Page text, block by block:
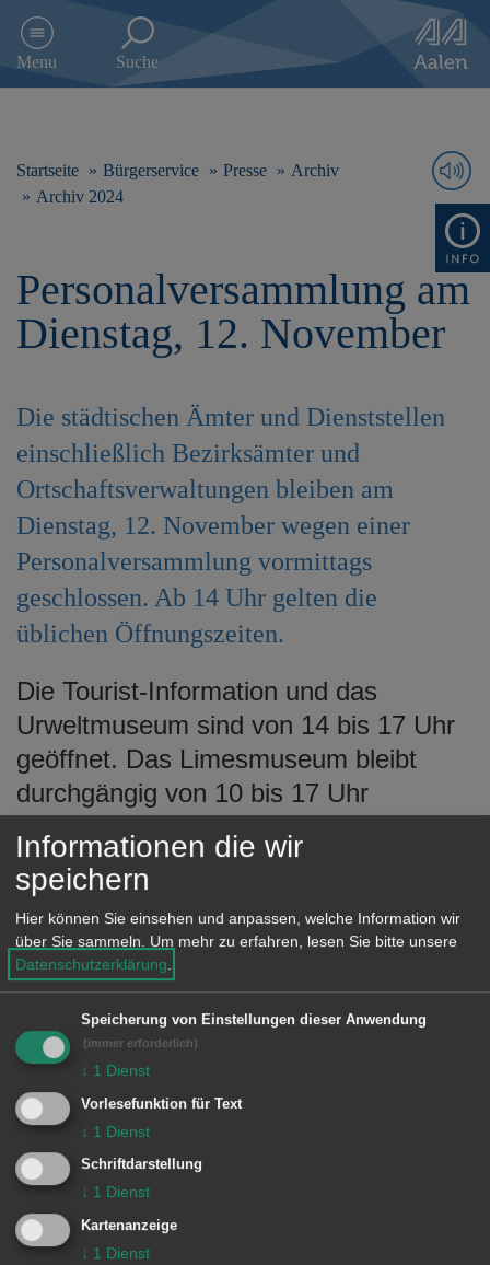
e
Menu Suche
Startseite Bürgerservice Presse
Archiv
Archiv 2024
Personalversammlung am
Dienstag, 12. November
Die städtischen Ämter und Dienststellen
einschließlich Bezirksämter und
Ortschaftsverwaltungen bleiben am
Dienstag, 12. November wegen einer
Personalversammlung vormittags
geschlossen. Ab 14 Uhr gelten die
üblichen Öffnungszeiten.
Die Tourist-Information und das
Urweltmuseum sind von 14 bis 17 Uhr
geöffnet. Das Limesmuseum bleibt
durchgängig von 10 bis 17 Uhr
Die Stadtbibliothek Aalen ist an diesem
Tag ab 13 Uhr geöffnet.
Die städtischen Kindertagesstätten sind
ganztägig geschlossen. Das Haus der
Jugend hat von 13 bis 17 Uhr geöffnet,
der Jugendtreff Wasseralfingen von
12.15 bis 16 Uhr. Der Jugendtreff im
WeststadtZentrum bleibt an diesem
Tag ganztägig geschlossen.
Der Kinderbereich im Treffpunkt
Rötenberg hat ab 14 Uhr geöffnet, der
Informationen die wir
speichern
Hier können Sie einsehen und anpassen, welche Information wir
über Sie sammeln.
Um mehr zu erfahren, lesen Sie bitte unsere
Datenschutzerklärung
Speicherung von Einstellungen dieser Anwendung
(immer erforderlich)
↓ 1 Dienst
Vorlesefunktion für Text
↓ 1 Dienst
Schriftdarstellung
↓ 1 Dienst
Kartenanzeige
↓ 1 Dienst